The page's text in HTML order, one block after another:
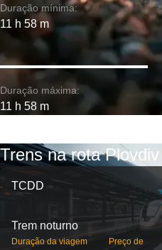
Duração mínima:
11 h 58 m
Duração máxima:
11 h 58 m
Trens na rota
TCDD
Trem noturno
Duração da viagem Preço de